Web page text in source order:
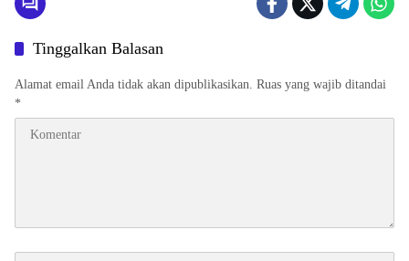
Tinggalkan Balasan
Alamat email Anda tidak akan dipublikasikan. Ruas yang wajib ditandai
*